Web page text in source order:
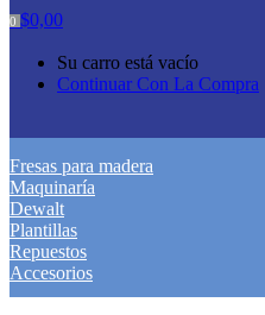
0 $0,00
Su carro está vacío
Continuar Con La Compra
Fresas para madera
Maquinaría
Dewalt
Plantillas
Repuestos
Accesorios